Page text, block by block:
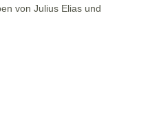
von Julius Elias und